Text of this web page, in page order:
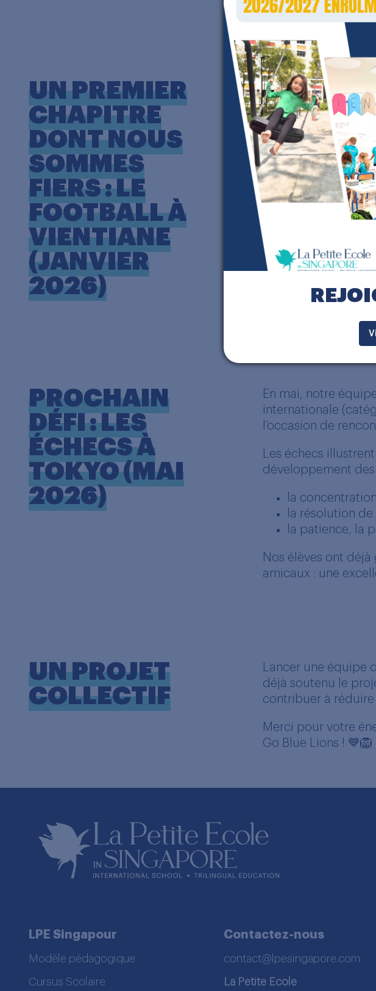
UN PREMIER
CHAPITRE
DONT NOUS
SOMMES
FIERS : LE
FOOTBALL À
VIENTIANE
(JANVIER
2026)
En janvier, notre
première grande
véritable
Tout au long de
détermination
unité et
concentration
résilience face
Ce fut une étape
revenus avec des
PROCHAIN
DÉFI : LES
ÉCHECS À
TOKYO (MAI
2026)
En mai, notre
internationale
l’occasion de
Les échecs
développement des
la
la résolution
la patience, la
Nos élèves ont
amicaux : une
UN PROJET
COLLECTIF
Lancer une équipe
déjà soutenu le
contribuer à
Merci pour votre
Go Blue Lions ! 💙🦁
LPE Singapour
Modèle pédagogique
Cursus Scolaire
Contactez-nous
contact@lpesingapore.com
La Petite Ecole